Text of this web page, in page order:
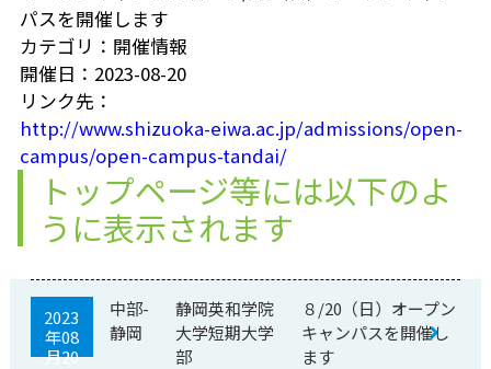
パスを開催します
カテゴリ：開催情報
開催日：2023-08-20
リンク先：
http://www.shizuoka-eiwa.ac.jp/admissions/open-
campus/open-campus-tandai/
トップページ等には以下のよ
うに表示されます
2023
年08
月20
中部-
静岡
静岡英和学院
大学短期大学
部
８/20（日）オープン
キャンパスを開催し
ます